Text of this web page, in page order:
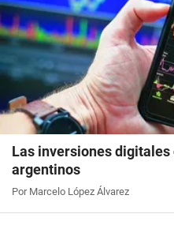
Las inversiones
argentinos
Por Marcelo López Álvarez